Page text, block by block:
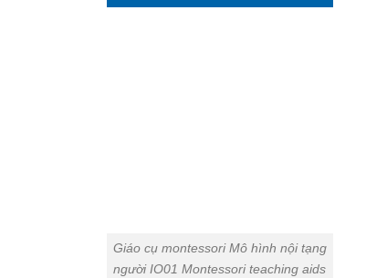
Giáo cụ montessori Mô hình nội tạng
người IO01 Montessori teaching aids